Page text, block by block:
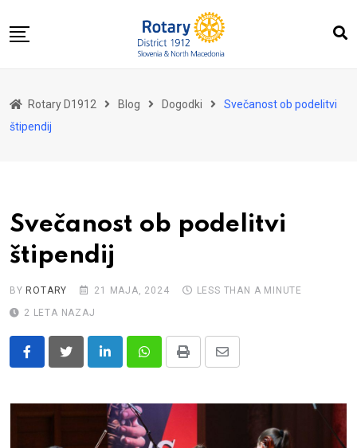
to
O nas
Kontakt
Rotary D1912 Blog Dogodki
Svečanost ob podelitvi
štipendij
Svečanost ob podelitvi
štipendij
BY ROTARY 21 MAJA, 2024
LESS THAN A MINUTE
2 LETA NAZAJ
LinkedInWhatsappPrint
Share
Email